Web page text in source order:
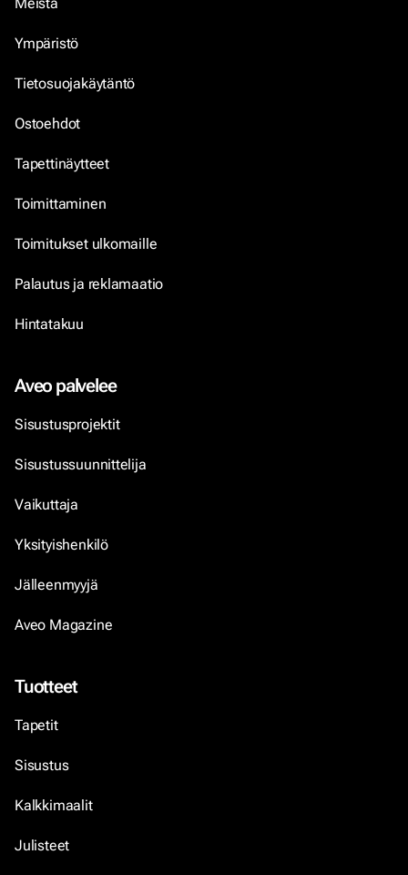
Ympäristö
Tietosuojakäytäntö
Ostoehdot
Tapettinäytteet
Toimittaminen
Toimitukset ulkomaille
Palautus ja reklamaatio
Hintatakuu
Aveo palvelee
Sisustusprojektit
Sisustussuunnittelija
Vaikuttaja
Yksityishenkilö
Jälleenmyyjä
Aveo Magazine
Tuotteet
Tapetit
Sisustus
Kalkkimaalit
Julisteet